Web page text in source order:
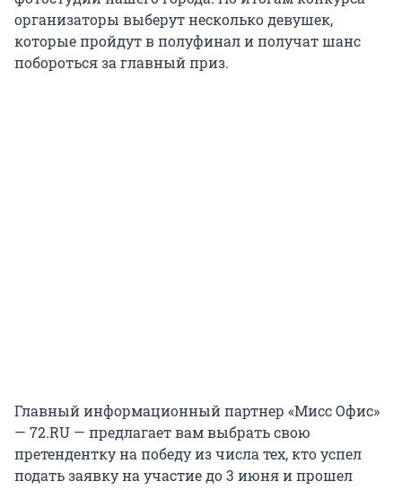
организаторы выберут несколько девушек,
которые пройдут в полуфинал и получат шанс
побороться за главный приз.
Главный информационный партнер «Мисс Офис»
— 72.RU — предлагает вам выбрать свою
претендентку на победу из числа тех, кто успел
подать заявку на участие до 3 июня и прошел